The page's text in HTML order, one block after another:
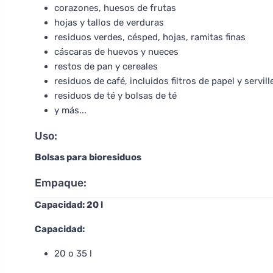
corazones, huesos de frutas
hojas y tallos de verduras
residuos verdes, césped, hojas, ramitas finas
cáscaras de huevos y nueces
restos de pan y cereales
residuos de café, incluidos filtros de papel y
residuos de té y bolsas de té
y más...
Uso:
Bolsas para bioresiduos
Empaque:
Capacidad: 20 l
Capacidad:
20 o 35 l